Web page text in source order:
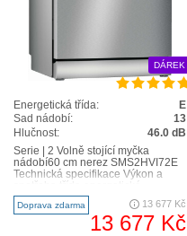
DÁREK
Energetická třída:
E
Sad nádobí:
13
Hlučnost:
46.0 dB
Serie | 2 Volně stojící myčka
nádobí60 cm nerez SMS2HVI72E
Technická specifikace Výkon a
účinnosti1: E energie2 ..
Doprava zdarma 13 677 Kč
13 677 Kč